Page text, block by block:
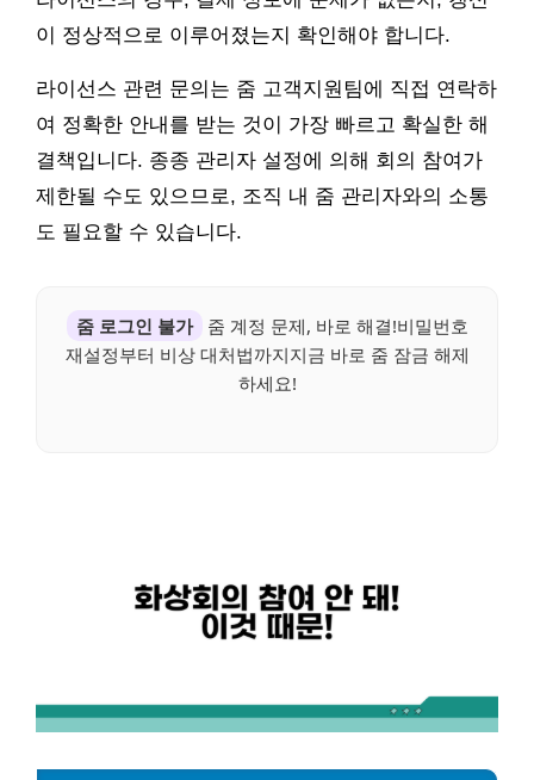
이 정상적으로 이루어졌는지 확인해야 합니다.
라이선스 관련 문의는 줌 고객지원팀에 직접 연락하
여 정확한 안내를 받는 것이 가장 빠르고 확실한 해
결책입니다. 종종 관리자 설정에 의해 회의 참여가
제한될 수도 있으므로, 조직 내 줌 관리자와의 소통
도 필요할 수 있습니다.
줌 로그인 불가
줌 계정 문제, 바로 해결!비밀번호
재설정부터 비상 대처법까지지금 바로 줌 잠금 해제
하세요!